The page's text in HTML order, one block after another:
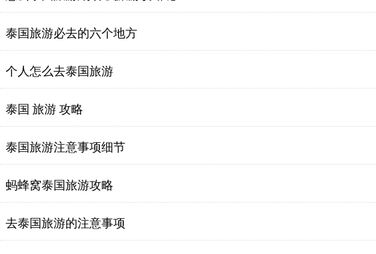
泰国旅游必去的六个地方
个人怎么去泰国旅游
泰国 旅游 攻略
泰国旅游注意事项细节
蚂蜂窝泰国旅游攻略
去泰国旅游的注意事项